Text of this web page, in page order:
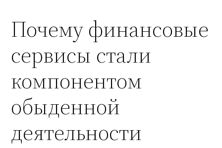
Почему финансовые
сервисы стали
компонентом
обыденной
деятельности